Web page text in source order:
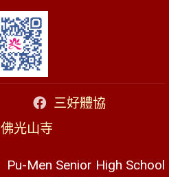
三好體協
佛光山寺
Pu-Men Senior High School